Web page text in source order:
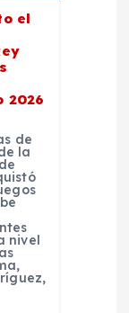
el
2026
de
la
nivel